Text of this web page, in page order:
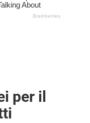
per il